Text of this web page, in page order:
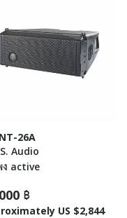
26A
Audio
ง active
฿
US $2,844